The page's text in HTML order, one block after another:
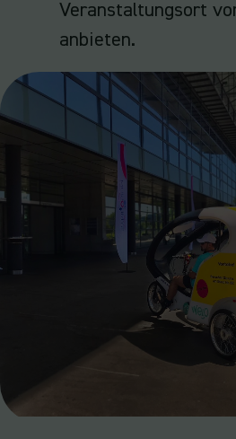
Veranstaltungsort
anbieten.